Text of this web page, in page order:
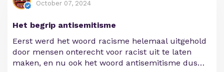
October 07, 2024
Het begrip antisemitisme
Eerst werd het woord racisme helemaal uitgehold
door mensen onterecht voor racist uit te laten
maken, en nu ook het woord antisemitisme dus…